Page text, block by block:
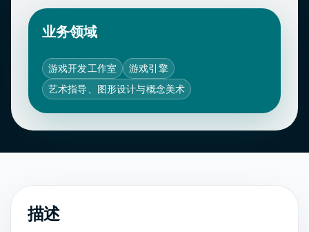
业务领域
游戏开发工作室
游戏引擎
艺术指导、图形设计与概念美术
描述